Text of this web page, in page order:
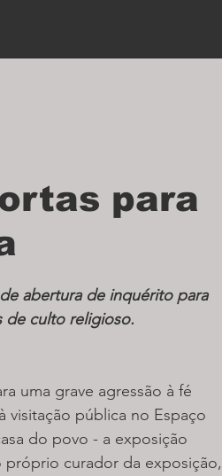
para
abertura de inquérito para
de culto religioso.
uma grave agressão à fé
visitação pública no Espaço
do povo - a exposição
próprio curador da exposição,